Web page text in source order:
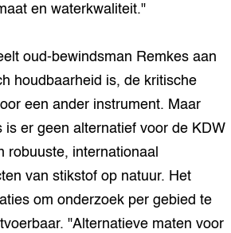
en waterkwaliteit."
oud-bewindsman Remkes aan
houdbaarheid is, de kritische
een ander instrument. Maar
er geen alternatief voor de KDW
robuuste, internationaal
van stikstof op natuur. Het
om onderzoek per gebied te
"Alternatieve maten voor